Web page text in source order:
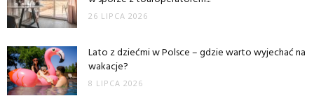
26 LIPCA 2026
Lato z dziećmi w Polsce – gdzie warto wyjechać na
wakacje?
8 LIPCA 2026